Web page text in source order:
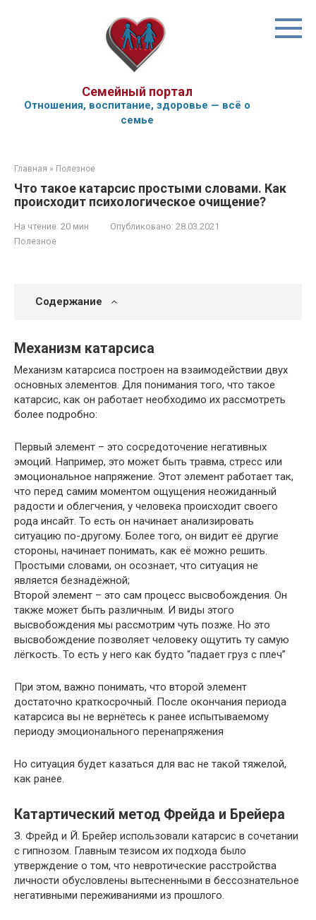
Семейный портал
Отношения, воспитание, здоровье — всё о
семье
Главная » Полезное
Что такое катарсис простыми словами. Как
происходит психологическое очищение?
На чтение: 20 мин Опубликовано: 28.03.2021
Полезное
Содержание
Механизм катарсиса
Механизм катарсиса построен на взаимодействии двух
основных элементов. Для понимания того, что такое
катарсис, как он работает необходимо их рассмотреть
более подробно:
Первый элемент – это сосредоточение негативных
эмоций. Например, это может быть травма, стресс или
эмоциональное напряжение. Этот элемент работает так,
что перед самим моментом ощущения неожиданный
радости и облегчения, у человека происходит своего
рода инсайт. То есть он начинает анализировать
ситуацию по-другому. Более того, он видит её другие
стороны, начинает понимать, как её можно решить.
Простыми словами, он осознает, что ситуация не
является безнадёжной;
Второй элемент – это сам процесс высвобождения. Он
также может быть различным. И виды этого
высвобождения мы рассмотрим чуть позже. Но это
высвобождение позволяет человеку ощутить ту самую
лёгкость. То есть у него как будто “падает груз с плеч”
При этом, важно понимать, что второй элемент
достаточно краткосрочный. После окончания периода
катарсиса вы не вернётесь к ранее испытываемому
периоду эмоционального перенапряжения
Но ситуация будет казаться для вас не такой тяжелой,
как ранее.
Катартический метод Фрейда и Брейера
З. Фрейд и Й. Брейер использовали катарсис в сочетании
с гипнозом. Главным тезисом их подхода было
утверждение о том, что невротические расстройства
личности обусловлены вытесненными в бессознательное
негативными переживаниями из прошлого.